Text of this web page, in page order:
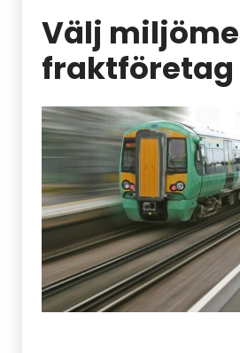
Välj
fraktföretag